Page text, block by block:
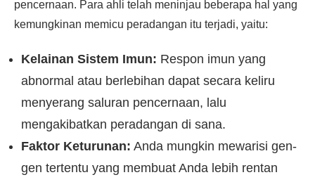
pencernaan. Para ahli telah meninjau beberapa hal yang
kemungkinan memicu peradangan itu terjadi, yaitu:
Kelainan Sistem Imun: Respon imun yang
abnormal atau berlebihan dapat secara keliru
menyerang saluran pencernaan, lalu
mengakibatkan peradangan di sana.
Faktor Keturunan: Anda mungkin mewarisi gen-
gen tertentu yang membuat Anda lebih rentan